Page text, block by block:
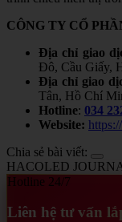
CÔNG TY CỔ
Địa chỉ giao
Đô, Cầu Giấy,
Địa chỉ giao
Tân, Hồ Chí
Hotline: 034
Website:
Chia sẻ bài viết:
HACOLED
Hotline 24/7
Liên hệ tư vấn